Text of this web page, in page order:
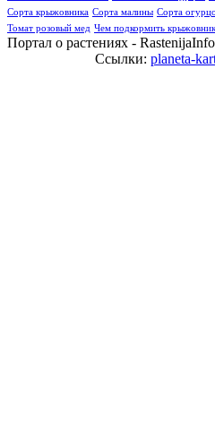
Сорта крыжовника Сорта малины Сорта
Томат розовый мед Чем подкормить крыжовник
Портал о растениях -
Ссылки: planeta-